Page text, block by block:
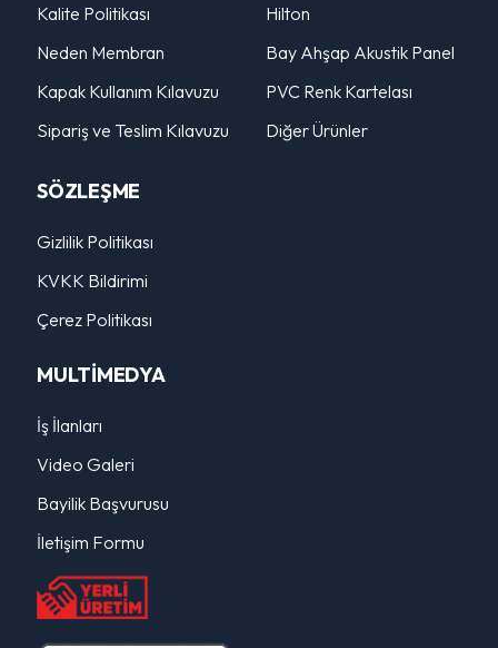
Kalite Politikası
Neden Membran
Kapak Kullanım Kılavuzu
Sipariş ve Teslim Kılavuzu
SÖZLEŞME
Gizlilik Politikası
KVKK Bildirimi
Çerez Politikası
Hilton
Bay Ahşap Akustik Panel
PVC Renk Kartelası
Diğer Ürünler
MULTİMEDYA
İş İlanları
Video Galeri
Bayilik Başvurusu
İletişim Formu